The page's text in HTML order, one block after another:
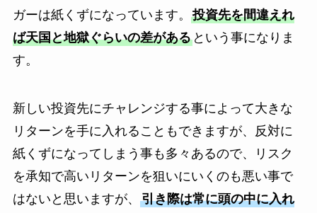
ガーは紙くずになっています。 投資先を間違えれ
ば天国と地獄ぐらいの差があるという事になりま
す。
新しい投資先にチャレンジする事によって大きな
リターンを手に入れることもできますが、反対に
紙くずになってしまう事も多々あるので、リスク
を承知で高いリターンを狙いにいくのも悪い事で
はないと思いますが、 引き際は常に頭の中に入れ